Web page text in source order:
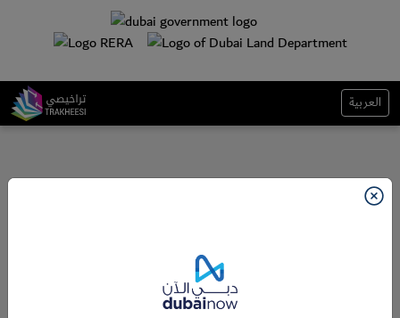
العربية